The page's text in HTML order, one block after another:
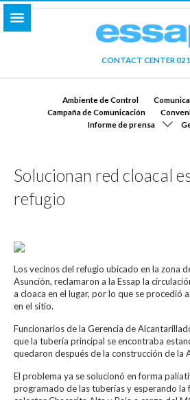
CONTACT CENTER
Ambiente de Control
Campaña de Comunicación
Informe de prensa
Solucionan red cloacal
refugio
Los vecinos del refugio ubicado en la zona
Asunción, reclamaron a la Essap la
a cloaca en el lugar, por lo que se procedió
en el sitio.
Funcionarios de la Gerencia de
que la tubería principal se encontraba
quedaron después de la construcción de la
El problema ya se solucionó en forma
programado de las tuberías y esperando la